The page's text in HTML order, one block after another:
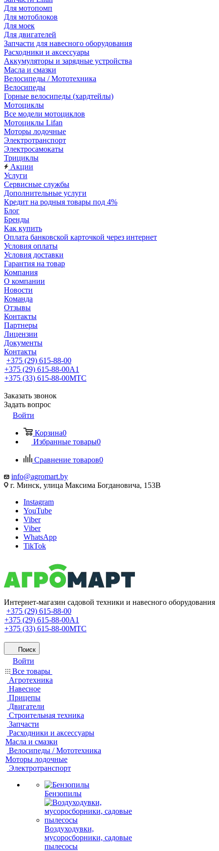
Для мотопомп
Для мотоблоков
Для моек
Для двигателей
Запчасти для навесного оборудования
Расходники и аксессуары
Аккумуляторы и зарядные устройства
Масла и смазки
Велосипеды / Мототехника
Велосипеды
Горные велосипеды (хардтейлы)
Мотоциклы
Все модели мотоциклов
Мотоциклы Lifan
Моторы лодочные
Электротранспорт
Электросамокаты
Трициклы
Акции
Услуги
Сервисные службы
Дополнительные услуги
Кредит на родныя товары под 4%
Блог
Бренды
Как купить
Оплата банковской карточкой через интернет
Условия оплаты
Условия доставки
Гарантия на товар
Компания
О компании
Новости
Команда
Отзывы
Контакты
Партнеры
Лицензии
Документы
Контакты
+375 (29) 615-88-00
+375 (29) 615-88-00A1
+375 (33) 615-88-00МТС
Заказать звонок
Задать вопрос
Войти
Корзина0
Избранные товары0
Сравнение товаров0
info@agromart.by
г. Минск, улица Максима Богдановича, 153В
Instagram
YouTube
Viber
Viber
WhatsApp
TikTok
Интернет-магазин садовой техники и навесного оборудования
+375 (29) 615-88-00
+375 (29) 615-88-00A1
+375 (33) 615-88-00МТС
Поиск
Войти
Все товары
Агротехника
Навесное
Прицепы
Двигатели
Строительная техника
Запчасти
Расходники и аксессуары
Масла и смазки
Велосипеды / Мототехника
Моторы лодочные
Электротранспорт
Бензопилы
Воздуходувки,
мусоросборники, cадовые
пылесосы